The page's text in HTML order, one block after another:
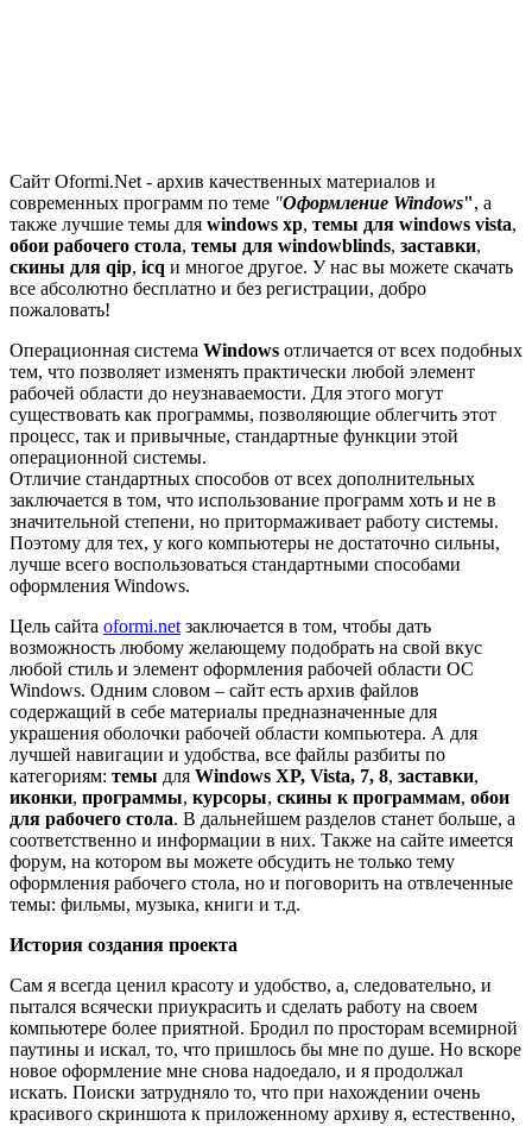
Сайт Oformi.Net - архив качественных материалов и
современных программ по теме "Оформление Windows", а
также лучшие темы для windows xp, темы для windows vista,
обои рабочего стола, темы для windowblinds, заставки,
скины для qip, icq и многое другое. У нас вы можете скачать
все абсолютно бесплатно и без регистрации, добро
пожаловать!
Операционная система Windows отличается от всех подобных
тем, что позволяет изменять практически любой элемент
рабочей области до неузнаваемости. Для этого могут
существовать как программы, позволяющие облегчить этот
процесс, так и привычные, стандартные функции этой
операционной системы.
Отличие стандартных способов от всех дополнительных
заключается в том, что использование программ хоть и не в
значительной степени, но притормаживает работу системы.
Поэтому для тех, у кого компьютеры не достаточно сильны,
лучше всего воспользоваться стандартными способами
оформления Windows.
Цель сайта oformi.netзаключается в том, чтобы дать
возможность любому желающему подобрать на свой вкус
любой стиль и элемент оформления рабочей области ОС
Windows. Одним словом – сайт есть архив файлов
содержащий в себе материалы предназначенные для
украшения оболочки рабочей области компьютера. А для
лучшей навигации и удобства, все файлы разбиты по
категориям: темы для Windows XP, Vista, 7, 8, заставки,
иконки, программы, курсоры, скины к программам, обои
для рабочего стола. В дальнейшем разделов станет больше, а
соответственно и информации в них. Также на сайте имеется
форум, на котором вы можете обсудить не только тему
оформления рабочего стола, но и поговорить на отвлеченные
темы: фильмы, музыка, книги и т.д.
История создания проекта
Сам я всегда ценил красоту и удобство, а, следовательно, и
пытался всячески приукрасить и сделать работу на своем
компьютере более приятной. Бродил по просторам всемирной
паутины и искал, то, что пришлось бы мне по душе. Но вскоре
новое оформление мне снова надоедало, и я продолжал
искать. Поиски затрудняло то, что при нахождении очень
красивого скриншота к приложенному архиву я, естественно,